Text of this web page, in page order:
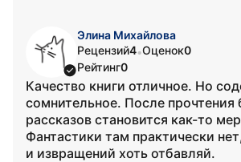
Элина Михайлова
Рецензий4•Оценок0
Рейтинг0
Качество книги отличное. Но
сомнительное. После прочтения
рассказов становится как-то
Фантастики там практически
и извращений хоть отбавляй.